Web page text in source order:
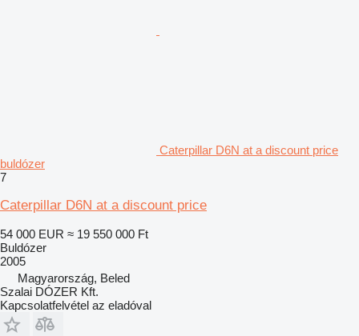
Caterpillar D6N at a discount price
buldózer
7
Caterpillar D6N at a discount price
54 000 EUR ≈ 19 550 000 Ft
Buldózer
2005
Magyarország, Beled
Szalai DÓZER Kft.
Kapcsolatfelvétel az eladóval